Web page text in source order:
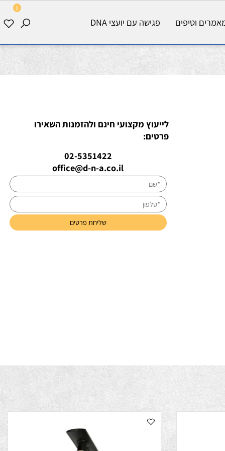
0
וטיפים פגישה עם יועצי DNA
לייעוץ מקצועי חינם ולהזמנות השאירו
פרטים:
02-5351422
office@d-n-a.co.il